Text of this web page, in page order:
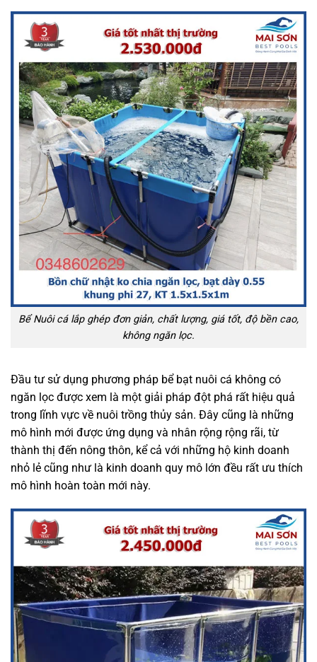
Bể Nuôi cá lắp ghép đơn giản, chất lượng, giá tốt, độ bền cao,
không ngăn lọc.
Đầu tư sử dụng phương pháp bể bạt nuôi cá không có
ngăn lọc được xem là một giải pháp đột phá rất hiệu quả
trong lĩnh vực về nuôi trồng thủy sản. Đây cũng là những
mô hình mới được ứng dụng và nhân rộng rộng rãi, từ
thành thị đến nông thôn, kể cả với những hộ kinh doanh
nhỏ lẻ cũng như là kinh doanh quy mô lớn đều rất ưu thích
mô hình hoàn toàn mới này.